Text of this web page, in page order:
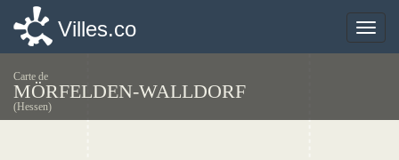
Toggle
Villes.co
Carte de
MÖRFELDEN-WALLDORF
(Hessen)
Toggle
Villes.co